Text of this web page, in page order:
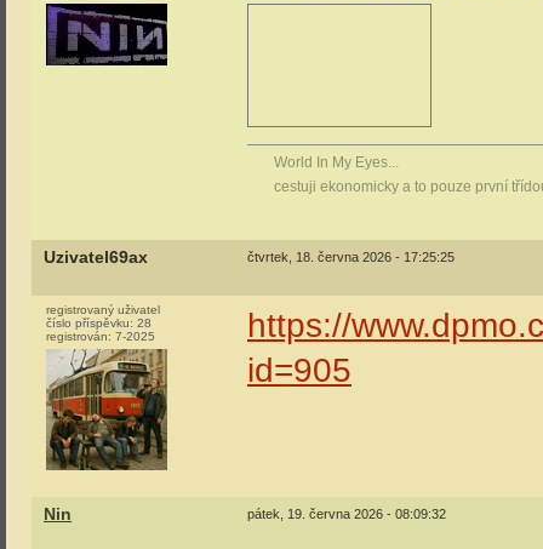
World In My Eyes...
cestuji ekonomicky a to pouze první
Uzivatel69ax čtvrtek, 18. června 2026 - 17:25:25
registrovaný uživatel
číslo příspěvku: 28
registrován: 7-2025
https://
id=905
Nin pátek, 19. června 2026 - 08:09:32